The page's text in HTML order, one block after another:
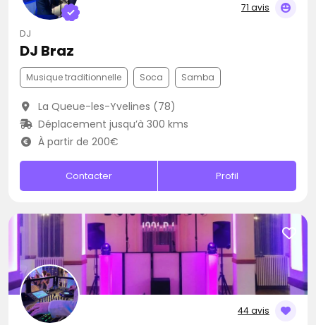
71 avis
DJ
DJ Braz
Musique traditionnelle Soca Samba
La Queue-les-Yvelines (78)
Déplacement jusqu’à 300 kms
À partir de 200€
Contacter Profil
44 avis